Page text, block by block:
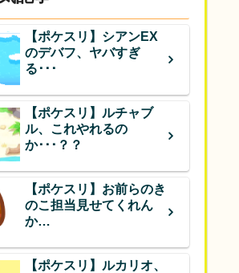
【ポケスリ】シアンEX
のデバフ、ヤバすぎ
る･･･
【ポケスリ】ルチャブ
ル、これやれるの
か･･･？？
【ポケスリ】お前らのき
のこ担当見せてくれん
か…
【ポケスリ】ルカリオ、